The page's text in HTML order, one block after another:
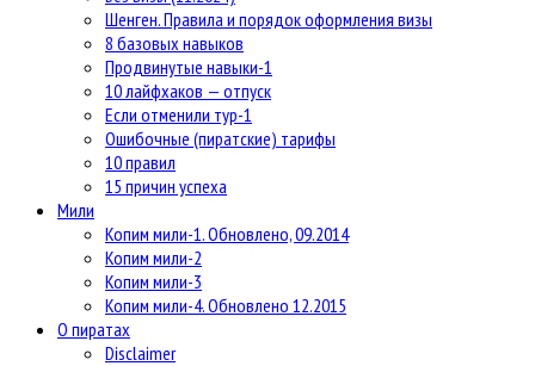
Шенген. Правила и порядок оформления визы
8 базовых навыков
Продвинутые навыки-1
10 лайфхаков — отпуск
Если отменили тур-1
Ошибочные (пиратские) тарифы
10 правил
15 причин успеха
Мили
Копим мили-1. Обновлено, 09.2014
Копим мили-2
Копим мили-3
Копим мили-4. Обновлено 12.2015
О пиратах
Disclaimer